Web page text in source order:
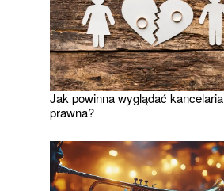
Jak powinna wyglądać kancelaria
prawna?